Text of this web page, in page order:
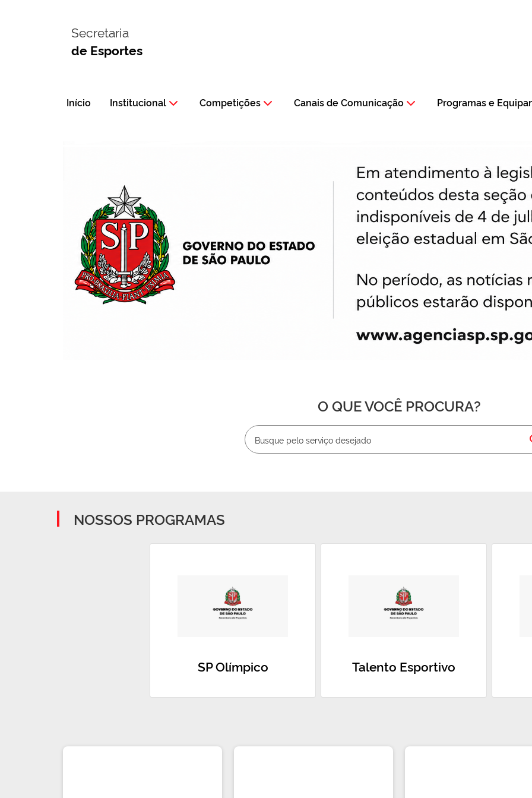
Secretaria
de Esportes
Início Institucional Competições Canais de Comunicação Programas e
O QUE VOCÊ PROCURA?
NOSSOS PROGRAMAS
SP Olímpico Talento Esportivo